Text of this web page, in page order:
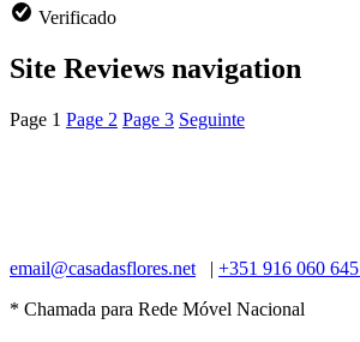
Verificado
Site Reviews navigation
Page 1 Page 2 Page 3 Seguinte
email@casadasflores.net | +351 916 060 645​
* Chamada para Rede Móvel Nacional